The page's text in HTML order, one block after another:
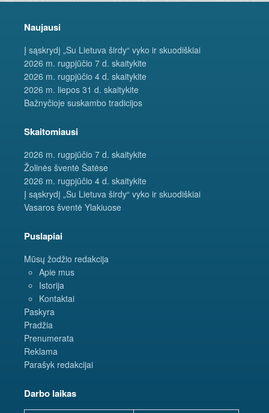
Naujausi
Į sąskrydį „Su Lietuva širdy“ vyko ir skuodiškiai
2026 m. rugpjūčio 7 d. skaitykite
2026 m. rugpjūčio 4 d. skaitykite
2026 m. liepos 31 d. skaitykite
Bažnyčioje suskambo tradicijos
Skaitomiausi
2026 m. rugpjūčio 7 d. skaitykite
Žolinės šventė Šatėse
2026 m. rugpjūčio 4 d. skaitykite
Į sąskrydį „Su Lietuva širdy“ vyko ir skuodiškiai
Vasaros šventė Ylakiuose
Puslapiai
Mūsų žodžio redakcija
Apie mus
Istorija
Kontaktai
Paskyra
Pradžia
Prenumerata
Reklama
Parašyk redakcijai
Darbo laikas